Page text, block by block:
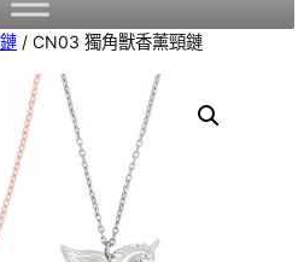
/ CN03 獨角獸香薰頸鏈